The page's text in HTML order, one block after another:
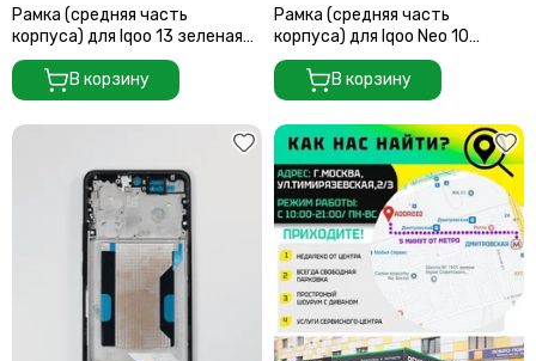
Рамка (средняя часть
корпуса) для Iqoo 13 зеленая
(Green)
В корзину
Рамка (средняя часть
корпуса) для Iqoo Neo 10
Оранжевая (Orange)
В корзину